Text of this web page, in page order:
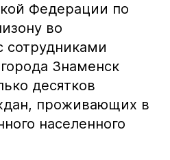
Федерации по
во
сотрудниками
Знаменск
десятков
проживающих в
населенного